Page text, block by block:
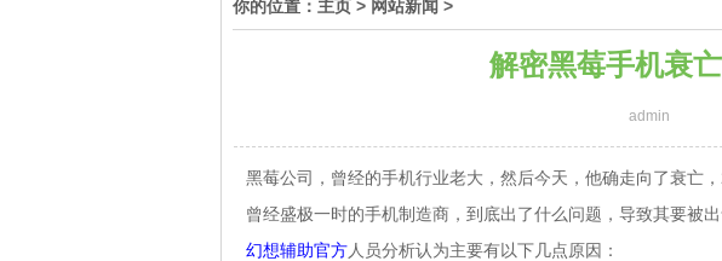
你的位置： 主页 > 网站新闻 >
解密黑莓手机衰
admin
黑莓公司，曾经的手机行业老大，然后今天，他确走向了衰亡
曾经盛极一时的手机制造商，到底出了什么问题，导致其要被出
幻想辅助官方人员分析认为主要有以下几点原因：